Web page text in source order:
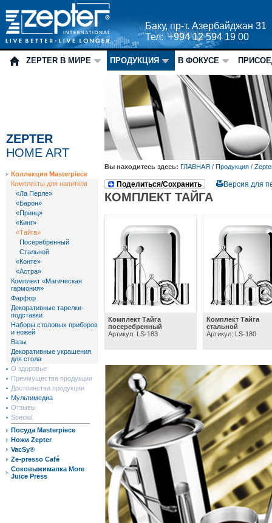
Баку, пр-т. Азербайджан 31
Тел: +994 12 594 19 00
ZEPTER В МИРЕ ПРОДУКЦИЯ В ФОКУСЕ
ZEPTER
HOME ART
Коллекция Masterpiece
Комплекты для напитков
«Ла Перле»
«Барон»
«Принц»
«Кинг»
«Тайга»
Посеребренный
Стальной
«Конте»
«Астра»
Комплект «Магическая
гармония»
Фарфор
Декоративные тарелки-
подставки
Наборы столовых приборов
и ножей
Вазы
Декоративные украшения
для стола
О здоровье
Преимущества продукции
Достоинства продукции
Мультимедиа
Отзывы
Special
Посуда Masterpiece
Ножи Zepter
VacSy®
Ze-presso Café
Соковыжималка More
Juice Press
Вы находитесь здесь: ГЛАВНАЯ / Продукция /
Поделиться/Сохранить Версия для
КОМПЛЕКТ ТАЙГА
Комплект Тайга
посеребренный
Артикул: LS-183
Комплект Тайга
стальной
Артикул: LS-180